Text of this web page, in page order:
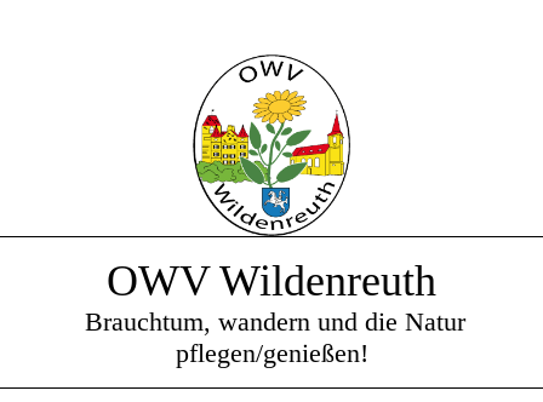
OWV Wildenreuth
Brauchtum, wandern und die Natur
pflegen/genießen!